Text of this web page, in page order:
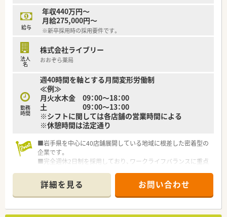
給与
年収440万円～
月給275,000円～
※新卒採用時の採用要件です。
法人
名
株式会社ライブリー
おおぞら薬局
勤務
時間
週40時間を軸とする月間変形労働制
≪例≫
月火水木金 09：00～18：00
土 09：00～13：00
※シフトに関しては各店舗の営業時間による
※休憩時間は法定通り
■岩手県を中心に40店舗展開している地域に根差した密着型の
企業です。
■完全週休2日制を採用しており、ワークライフバランスに重点
■新卒採用も積極的に行っており、若手も活躍できる環境は整っ
ております。
■教育制度は集合研修やEラーニングを活用しております。
詳細を見る お問い合わせ